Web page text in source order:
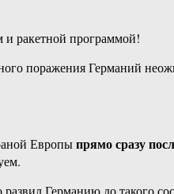
ракетной программой!
поражения Германий
Европыпрямо сразу